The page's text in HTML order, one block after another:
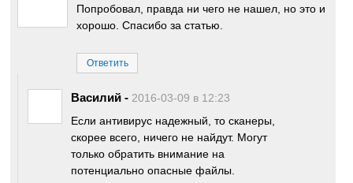
Попробовал, правда ни чего не нашел, но это и
хорошо. Спасибо за статью.
Ответить
Василий - 2016-03-09 в 12:23
Если антивирус надежный, то сканеры,
скорее всего, ничего не найдут. Могут
только обратить внимание на
потенциально опасные файлы.